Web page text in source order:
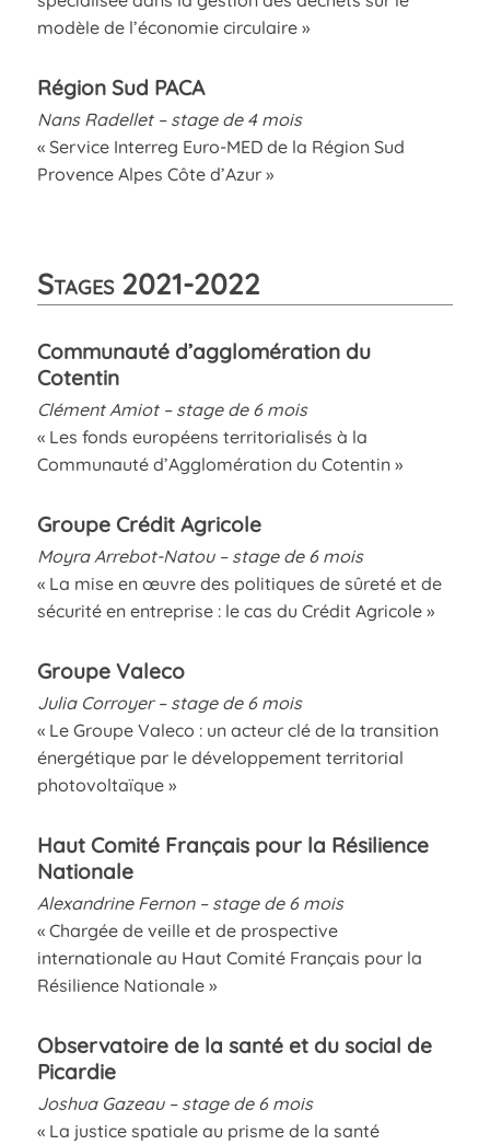
modèle de l’économie circulaire »
Région Sud PACA
Nans Radellet – stage de 4 mois
« Service Interreg Euro-MED de la Région Sud
Provence Alpes Côte d’Azur »
Stages 2021-2022
Communauté d’agglomération du
Cotentin
Clément Amiot – stage de 6 mois
« Les fonds européens territorialisés à la
Communauté d’Agglomération du Cotentin »
Groupe Crédit Agricole
Moyra Arrebot-Natou – stage de 6 mois
« La mise en œuvre des politiques de sûreté et de
sécurité en entreprise : le cas du Crédit Agricole »
Groupe Valeco
Julia Corroyer – stage de 6 mois
« Le Groupe Valeco : un acteur clé de la transition
énergétique par le développement territorial
photovoltaïque »
Haut Comité Français pour la Résilience
Nationale
Alexandrine Fernon – stage de 6 mois
« Chargée de veille et de prospective
internationale au Haut Comité Français pour la
Résilience Nationale »
Observatoire de la santé et du social de
Picardie
Joshua Gazeau – stage de 6 mois
« La justice spatiale au prisme de la santé